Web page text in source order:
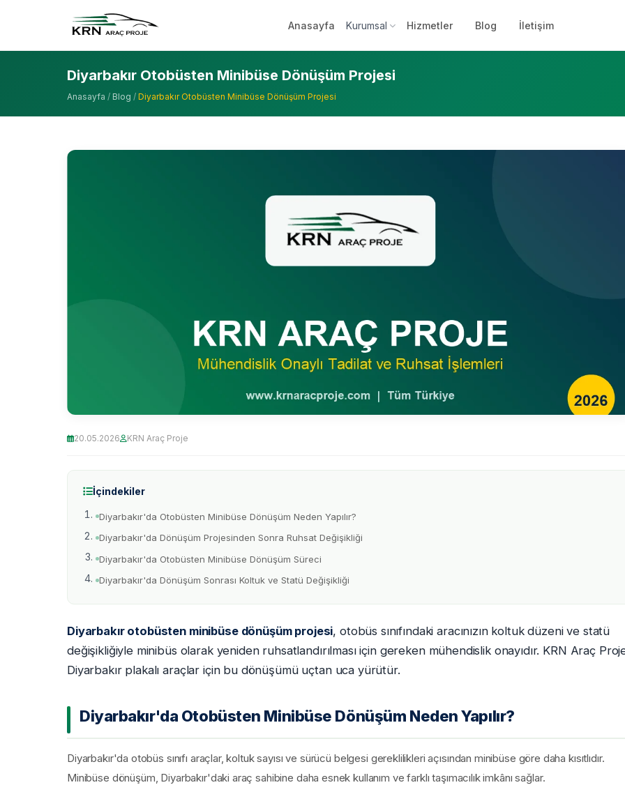
Anasayfa Kurumsal Hizmetler Blog İletişim
Diyarbakır Otobüsten Minibüse Dönüşüm Projesi
Anasayfa / Blog / Diyarbakır Otobüsten Minibüse Dönüşüm Projesi
20.05.2026 KRN Araç Proje
İçindekiler
Diyarbakır'da Otobüsten Minibüse Dönüşüm Neden Yapılır?
Diyarbakır'da Dönüşüm Projesinden Sonra Ruhsat Değişikliği
Diyarbakır'da Otobüsten Minibüse Dönüşüm Süreci
Diyarbakır'da Dönüşüm Sonrası Koltuk ve Statü Değişikliği
Diyarbakır otobüsten minibüse dönüşüm projesi, otobüs sınıfındaki aracınızın koltuk düzeni ve statü
değişikliğiyle minibüs olarak yeniden ruhsatlandırılması için gereken mühendislik onayıdır. KRN Araç
Diyarbakır plakalı araçlar için bu dönüşümü uçtan uca yürütür.
Diyarbakır'da Otobüsten Minibüse Dönüşüm Neden Yapılır?
Diyarbakır'da otobüs sınıfı araçlar, koltuk sayısı ve sürücü belgesi gereklilikleri açısından minibüse göre daha kısıtlıdır.
Minibüse dönüşüm, Diyarbakır'daki araç sahibine daha esnek kullanım ve farklı taşımacılık imkânı sağlar.